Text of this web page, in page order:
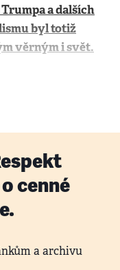
a dalších
byl totiž
věrným i svět.
cenné
a archivu